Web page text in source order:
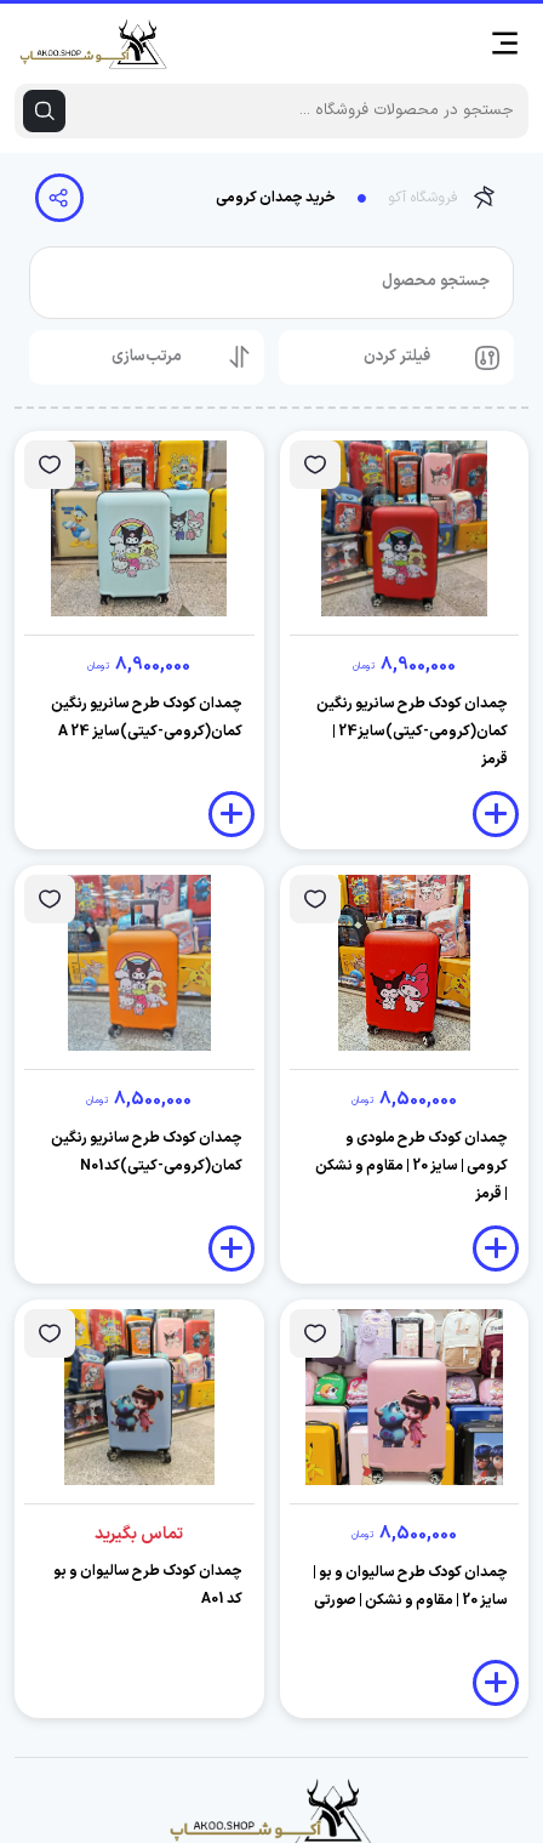
فروشگاه آکو خرید چمدان کرومی
جستجو محصول
فیلتر کردن مرتب‌سازی
8,900,000 تومان
چمدان کودک طرح سانریو رنگین
کمان(کرومی-کیتی)سایز24 |
قرمز
8,900,000 تومان
چمدان کودک طرح سانریو رنگین
کمان(کرومی-کیتی)سایز 24 A
8,500,000 تومان
چمدان کودک طرح ملودی و
کرومی | سایز 20 | مقاوم و نشکن
| قرمز
8,500,000 تومان
چمدان کودک طرح سانریو رنگین
کمان(کرومی-کیتی)کدN01
8,500,000 تومان
چمدان کودک طرح سالیوان و بو |
سایز 20 | مقاوم و نشکن | صورتی
تماس بگیرید
چمدان کودک طرح سالیوان و بو
کد A01